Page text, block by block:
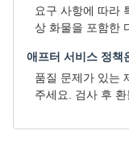
요구 사항에 따라
상 화물을 포함한
애프터 서비스 정책
품질 문제가 있는
주세요. 검사 후